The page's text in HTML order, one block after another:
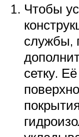
Чтобы
службы,
сетку.